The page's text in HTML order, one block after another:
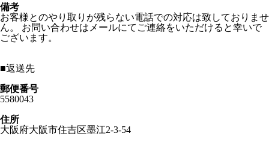
備考
お客様とのやり取りが残らない電話での対応は致しておりませ
ん。 お問い合わせはメールにてご連絡をいただけると幸いで
ございます。
■返送先
郵便番号
5580043
住所
大阪府大阪市住吉区墨江2-3-54